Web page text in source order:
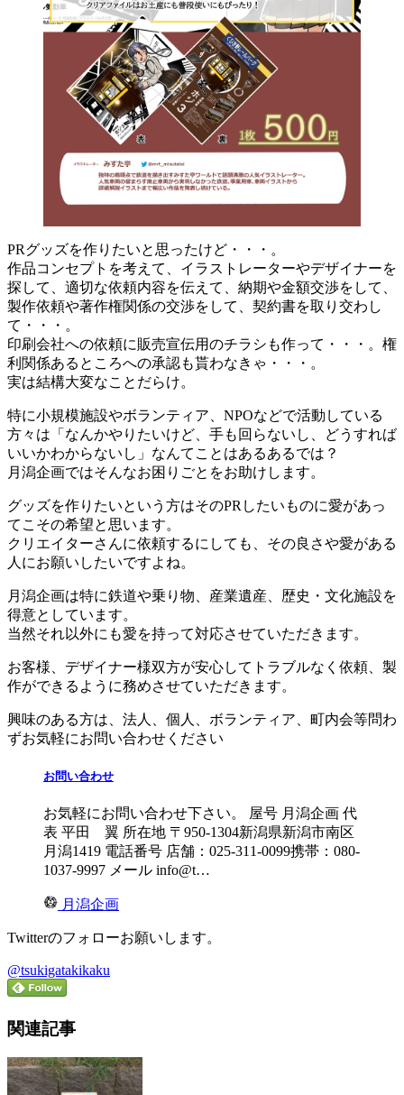
PRグッズを作りたいと思ったけど・・・。
作品コンセプトを考えて、イラストレーターやデザイナーを
探して、適切な依頼内容を伝えて、納期や金額交渉をして、
製作依頼や著作権関係の交渉をして、契約書を取り交わし
て・・・。
印刷会社への依頼に販売宣伝用のチラシも作って・・・。権
利関係あるところへの承認も貰わなきゃ・・・。
実は結構大変なことだらけ。
特に小規模施設やボランティア、NPOなどで活動している
方々は「なんかやりたいけど、手も回らないし、どうすれば
いいかわからないし」なんてことはあるあるでは？
月潟企画ではそんなお困りごとをお助けします。
グッズを作りたいという方はそのPRしたいものに愛があっ
てこその希望と思います。
クリエイターさんに依頼するにしても、その良さや愛がある
人にお願いしたいですよね。
月潟企画は特に鉄道や乗り物、産業遺産、歴史・文化施設を
得意としています。
当然それ以外にも愛を持って対応させていただきます。
お客様、デザイナー様双方が安心してトラブルなく依頼、製
作ができるように務めさせていただきます。
興味のある方は、法人、個人、ボランティア、町内会等問わ
ずお気軽にお問い合わせください
お問い合わせ
お気軽にお問い合わせ下さい。 屋号 月潟企画 代
表 平田 翼 所在地 〒950-1304新潟県新潟市南区
月潟1419 電話番号 店舗：025-311-0099携帯：080-
1037-9997 メール info@t…
月潟企画
Twitterのフォローお願いします。
@tsukigatakikaku
関連記事